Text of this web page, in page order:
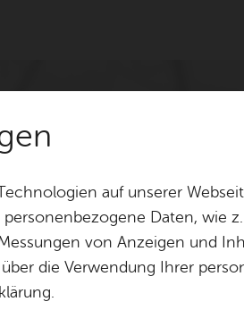
auf unserer
Daten, wie
von Anzeigen und
die Verwendung Ihrer
.